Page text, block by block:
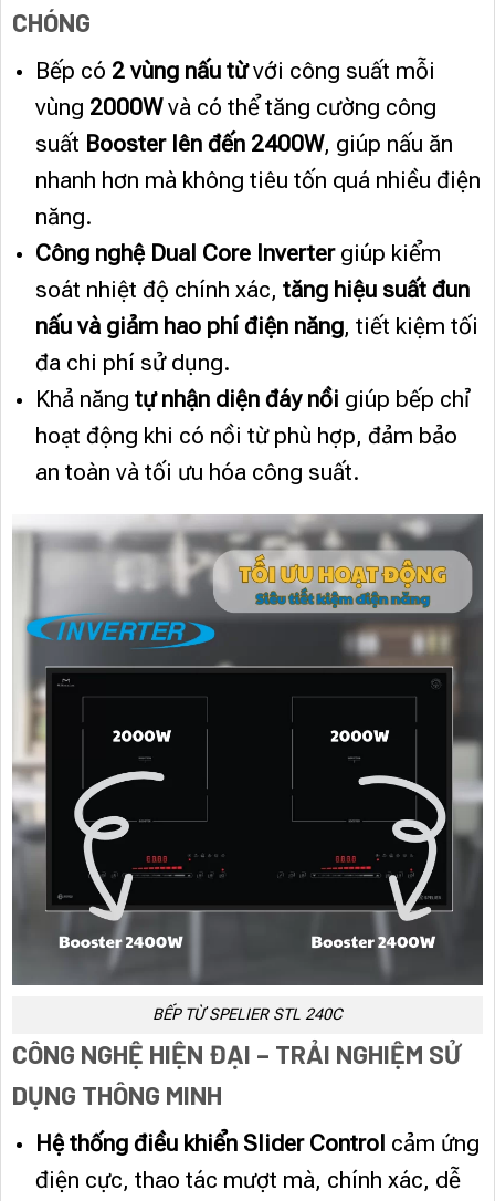
CHÓNG
Bếp có 2 vùng nấu từvới công suất mỗi
vùng 2000Wvà có thể tăng cường công
suất Booster lên đến 2400W, giúp nấu ăn
nhanh hơn mà không tiêu tốn quá nhiều điện
năng.
Công nghệ Dual Core Invertergiúp kiểm
soát nhiệt độ chính xác, tăng hiệu suất đun
nấu và giảm hao phí điện năng, tiết kiệm tối
đa chi phí sử dụng.
Khả năng tự nhận diện đáy nồi giúp bếp chỉ
hoạt động khi có nồi từ phù hợp, đảm bảo
an toàn và tối ưu hóa công suất.
BẾP TỪ SPELIER STL 240C
CÔNG NGHỆ HIỆN ĐẠI – TRẢI NGHIỆM SỬ
DỤNG THÔNG MINH
Hệ thống điều khiển Slider Control cảm ứng
điện cực, thao tác mượt mà, chính xác, dễ